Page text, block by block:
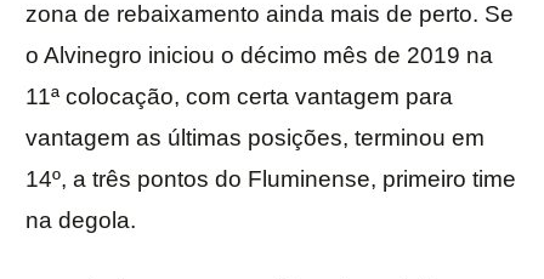
zona de rebaixamento ainda mais de perto. Se
o Alvinegro iniciou o décimo mês de 2019 na
11ª colocação, com certa vantagem para
vantagem as últimas posições, terminou em
14º, a três pontos do Fluminense, primeiro time
na degola.